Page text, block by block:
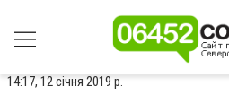
14:17, 12 січня 2019 р.